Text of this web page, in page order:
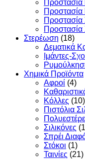
Προστασία
Στερέωση (18)
Δεματικά
Ιμάντες-
Χημικά Προϊόντα
Αφροί (4)
Κόλλες (10)
Πιστόλια
Σιλικόνες
Σπρέι
Στόκοι (1)
Ταινίες (21)